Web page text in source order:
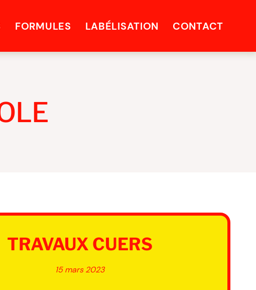
FORMULES LABÉLISATION CONTACT
TRAVAUX CUERS
15 mars 2023